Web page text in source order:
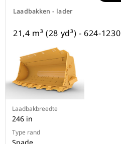
Laadbakken - lader
21,4 m³ (28 yd³) - 624-1230
Laadbakbreedte
246 in
Type rand